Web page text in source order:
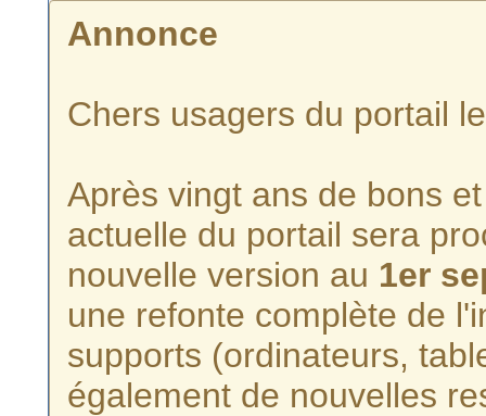
Annonce
Chers usagers du portail
Après vingt ans de bons
actuelle du portail sera
nouvelle version au 1er
une refonte complète de
supports (ordinateurs,
également de nouvelles